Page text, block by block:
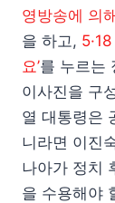
영방송에 의
을 하고,
요’를 누르는
이사진을 구
열 대통령은
니라면 이진
나아가 정치
을 수용해야